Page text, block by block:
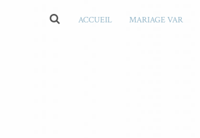
ACCUEIL MARIAGE VAR